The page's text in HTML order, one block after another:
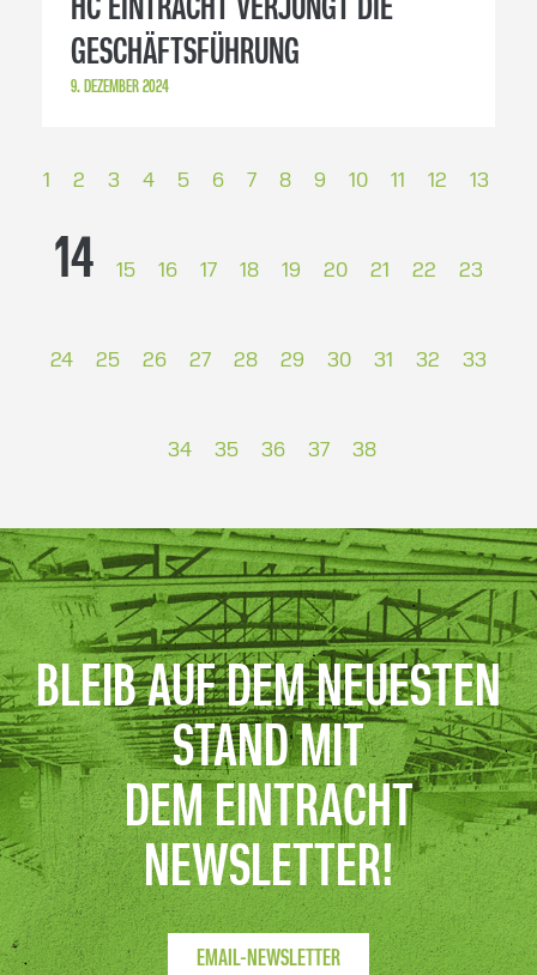
HC EINTRACHT VERJÜNGT DIE
GESCHÄFTSFÜHRUNG
9. DEZEMBER 2024
1 2 3 4 5 6 7 8 9 10 11 12 13
14 15 16 17 18 19 20 21 22 23
24 25 26 27 28 29 30 31 32 33
34 35 36 37 38
BLEIB AUF DEM NEUESTEN
STAND MIT
DEM EINTRACHT
NEWSLETTER!
EMAIL-NEWSLETTER